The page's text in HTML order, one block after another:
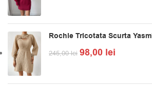
Rochie Tricotata Scurta
245,00lei 98,00 lei